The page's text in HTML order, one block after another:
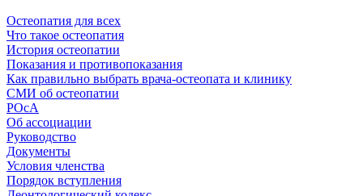
Остеопатия для всех
Что такое остеопатия
История остеопатии
Показания и противопоказания
Как правильно выбрать врача-остеопата и клинику
СМИ об остеопатии
РОсА
Об ассоциации
Руководство
Документы
Условия членства
Порядок вступления